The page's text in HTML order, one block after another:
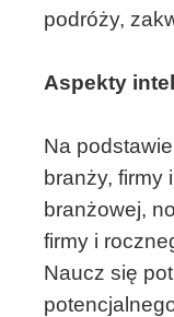
podróży,
Aspekty
Na
branży, firmy
branżowej,
firmy i
Naucz się